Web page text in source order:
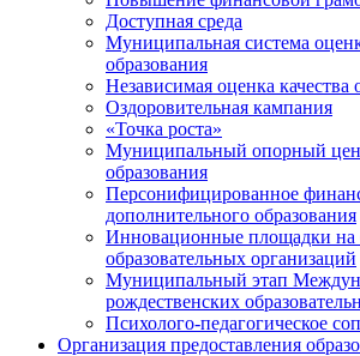
Доступная среда
Муниципальная система
образования
Независимая оценка качества
Оздоровительная кампания
«Точка роста»
Муниципальный опорный
образования
Персонифицированное
дополнительного образования
Инновационные площадки на
образовательных организаций
Муниципальный этап
рождественских
Психолого-педагогическое
Организация предоставления